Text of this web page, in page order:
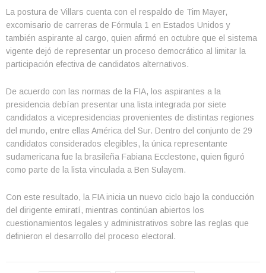
La postura de Villars cuenta con el respaldo de Tim Mayer,
excomisario de carreras de Fórmula 1 en Estados Unidos y
también aspirante al cargo, quien afirmó en octubre que el sistema
vigente dejó de representar un proceso democrático al limitar la
participación efectiva de candidatos alternativos.
De acuerdo con las normas de la FIA, los aspirantes a la
presidencia debían presentar una lista integrada por siete
candidatos a vicepresidencias provenientes de distintas regiones
del mundo, entre ellas América del Sur. Dentro del conjunto de 29
candidatos considerados elegibles, la única representante
sudamericana fue la brasileña Fabiana Ecclestone, quien figuró
como parte de la lista vinculada a Ben Sulayem.
Con este resultado, la FIA inicia un nuevo ciclo bajo la conducción
del dirigente emiratí, mientras continúan abiertos los
cuestionamientos legales y administrativos sobre las reglas que
definieron el desarrollo del proceso electoral.